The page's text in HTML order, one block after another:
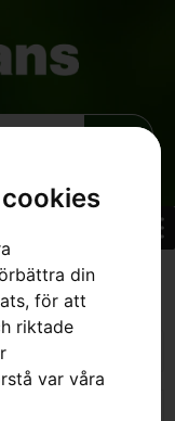
din
för att
riktade
var våra